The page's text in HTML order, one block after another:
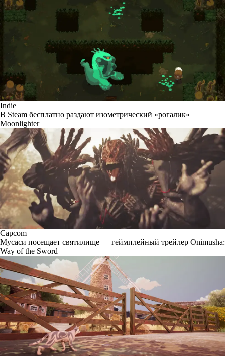
Indie
В Steam бесплатно раздают изометрический «рогалик»
Moonlighter
Capcom
Мусаси посещает святилище — геймплейный трейлер Onimusha:
Way of the Sword